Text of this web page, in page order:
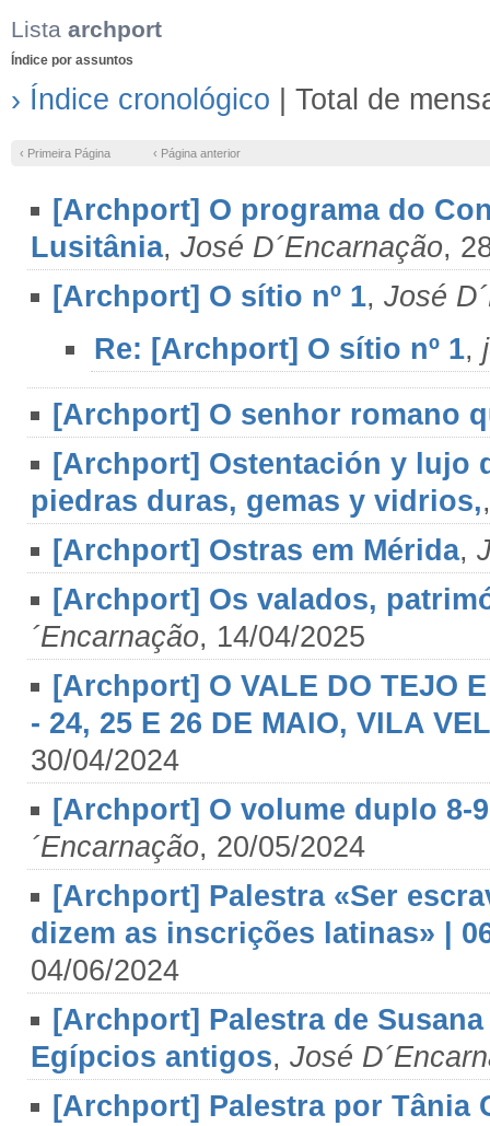
Lista archport
Índice por assuntos
› Índice cronológico | Total de
‹ Primeira Página ‹ Página anterior
[Archport] O programa do
Lusitânia, José D´Encarnação,
[Archport] O sítio nº 1, José
Re: [Archport] O sítio nº 1,
[Archport] O senhor romano
[Archport] Ostentación y lujo
piedras duras, gemas y vidrios,
[Archport] Ostras em Mérida,
[Archport] Os valados,
´Encarnação, 14/04/2025
[Archport] O VALE DO TEJO
- 24, 25 E 26 DE MAIO, VILA
30/04/2024
[Archport] O volume duplo 8-
´Encarnação, 20/05/2024
[Archport] Palestra «Ser
dizem as inscrições latinas» |
04/06/2024
[Archport] Palestra de
Egípcios antigos, José
[Archport] Palestra por Tânia